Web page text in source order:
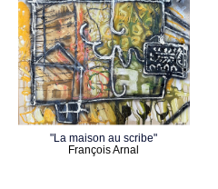
"La maison au scribe"
François Arnal